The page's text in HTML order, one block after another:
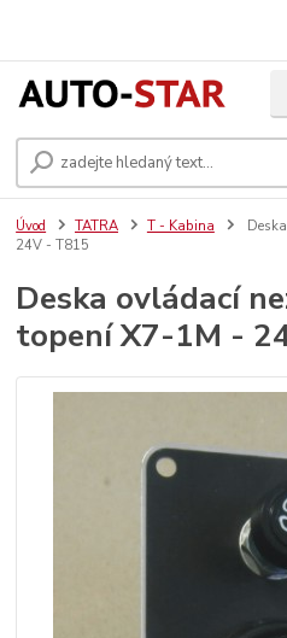
Úvod TATRA T - Kabina
24V - T815
Deska ovládací
topení X7-1M -